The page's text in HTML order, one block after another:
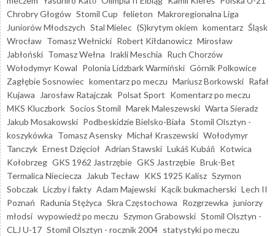
Chrobry Głogów Stomil Cup felieton Makroregionalna Liga
Juniorów Młodszych Stal Mielec (S)krytym okiem komentarz Śląsk
Wrocław Tomasz Wełnicki Robert Kiłdanowicz Mirosław
Jabłoński Tomasz Wełna Irakli Meschia Ruch Chorzów
Wołodymyr Kowal Polonia Lidzbark Warmiński Górnik Polkowice
Zagłębie Sosnowiec komentarz po meczu Mariusz Borkowski Rafał
Kujawa
Jarosław Ratajczak Polsat Sport Komentarz po meczu
MKS Kluczbork Socios Stomil Marek Maleszewski Warta Sieradz
Jakub Mosakowski Podbeskidzie Bielsko-Biała Stomil Olsztyn -
koszykówka Tomasz Asensky Michał Kraszewski Wołodymyr
Tanczyk Ernest Dzięcioł Adrian Stawski Lukáš Kubáň Kotwica
Kołobrzeg GKS 1962 Jastrzębie GKS Jastrzębie Bruk-Bet
Termalica Nieciecza
Jakub Tecław KKS 1925 Kalisz Szymon
Sobczak Liczby i fakty Adam Majewski Kącik bukmacherski Lech II
Poznań Radunia Stężyca Skra Częstochowa Rozgrzewka juniorzy
młodsi wypowiedź po meczu Szymon Grabowski Stomil Olsztyn -
CLJ U-17 Stomil Olsztyn - rocznik 2004 statystyki po meczu